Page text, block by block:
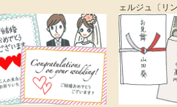
ェルジュ〔リ